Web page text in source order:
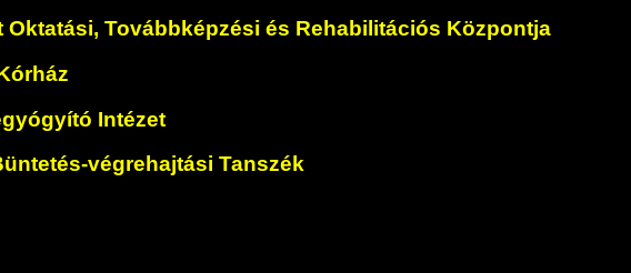
Továbbképzési és Rehabilitációs Központja
Intézet
végrehajtási Tanszék